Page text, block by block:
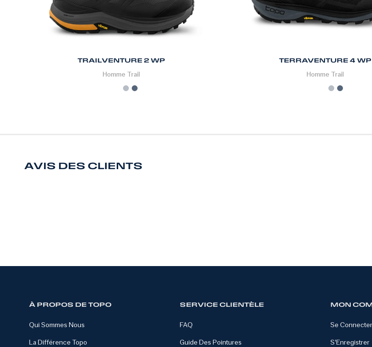
TRAILVENTURE 2 WP
Homme Trail
TERRAVENTURE 4 WP
Homme Trail
AVIS DES CLIENTS
À PROPOS DE TOPO
Qui Sommes Nous
La Différence Topo
SERVICE CLIENTÈLE
FAQ
Guide Des Pointures
MON
Se Connecter
S'Enregistrer